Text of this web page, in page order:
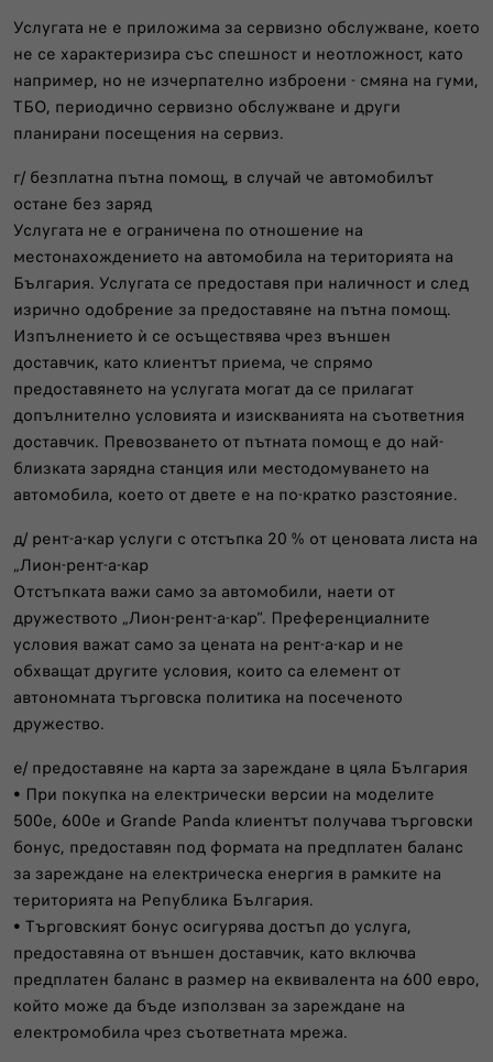
Услугата не е приложима за сервизно обслужване, което
не се характеризира със спешност и неотложност, като
например, но не изчерпателно изброени - смяна на гуми,
ТБО, периодично сервизно обслужване и други
планирани посещения на сервиз.
г/ безплатна пътна помощ, в случай че автомобилът
остане без заряд
Услугата не е ограничена по отношение на
местонахождението на автомобила на територията на
България. Услугата се предоставя при наличност и след
изрично одобрение за предоставяне на пътна помощ.
Изпълнението ѝ се осъществява чрез външен
доставчик, като клиентът приема, че спрямо
предоставянето на услугата могат да се прилагат
допълнително условията и изискванията на съответния
доставчик. Превозването от пътната помощ е до най-
близката зарядна станция или местодомуването на
автомобила, което от двете е на по-кратко разстояние.
д/ рент-а-кар услуги с отстъпка 20 % от ценовата листа на
„Лион-рент-а-кар
Отстъпката важи само за автомобили, наети от
дружеството „Лион-рент-а-кар“. Преференциалните
условия важат само за цената на рент-а-кар и не
обхващат другите условия, които са елемент от
автономната търговска политика на посеченото
дружество.
е/ предоставяне на карта за зареждане в цяла България
• При покупка на електрически версии на моделите
500e, 600e и Grande Panda клиентът получава търговски
бонус, предоставян под формата на предплатен баланс
за зареждане на електрическа енергия в рамките на
територията на Република България.
• Търговският бонус осигурява достъп до услуга,
предоставяна от външен доставчик, като включва
предплатен баланс в размер на еквивалента на 600 евро,
който може да бъде използван за зареждане на
електромобила чрез съответната мрежа.